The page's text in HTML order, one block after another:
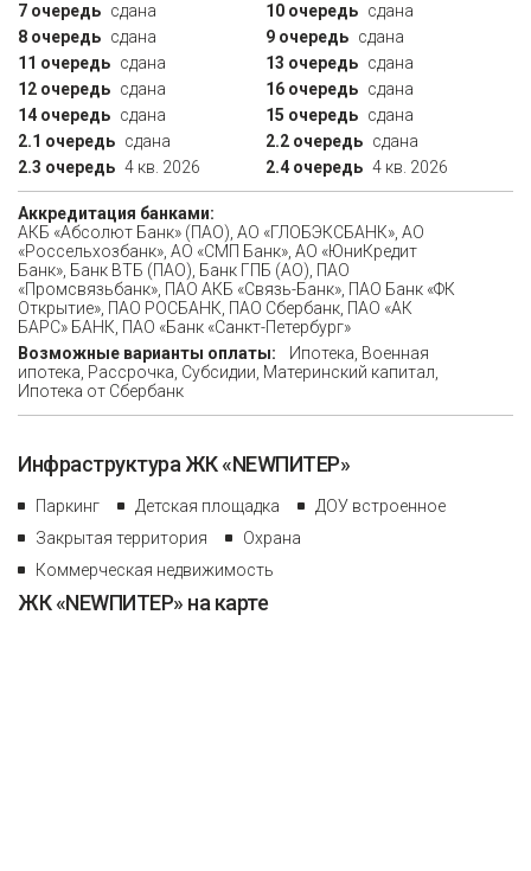
7 очередь сдана 10 очередь сдана
8 очередь сдана 9 очередь сдана
11 очередь сдана 13 очередь сдана
12 очередь сдана 16 очередь сдана
14 очередь сдана 15 очередь сдана
2.1 очередь сдана 2.2 очередь сдана
2.3 очередь 4 кв. 2026 2.4 очередь 4 кв. 2026
Аккредитация банками:
АКБ «Абсолют Банк» (ПАО), АО «ГЛОБЭКСБАНК», АО
«Россельхозбанк», АО «СМП Банк», АО «ЮниКредит
Банк», Банк ВТБ (ПАО), Банк ГПБ (АО), ПAO
«Промсвязьбанк», ПАО АКБ «Связь-Банк», ПАО Банк «ФК
Открытие», ПАО РОСБАНК, ПАО Сбербанк, ПАО «АК
БАРС» БАНК, ПАО «Банк «Санкт-Петербург»
Возможные варианты оплаты:
Ипотека, Военная
ипотека, Рассрочка, Субсидии, Материнский капитал,
Ипотека от Сбербанк
Инфраструктура ЖК «NEWПИТЕР»
Паркинг Детская площадка
ДОУ встроенное
Закрытая территория
Охрана
Коммерческая недвижимость
ЖК «NEWПИТЕР» на карте